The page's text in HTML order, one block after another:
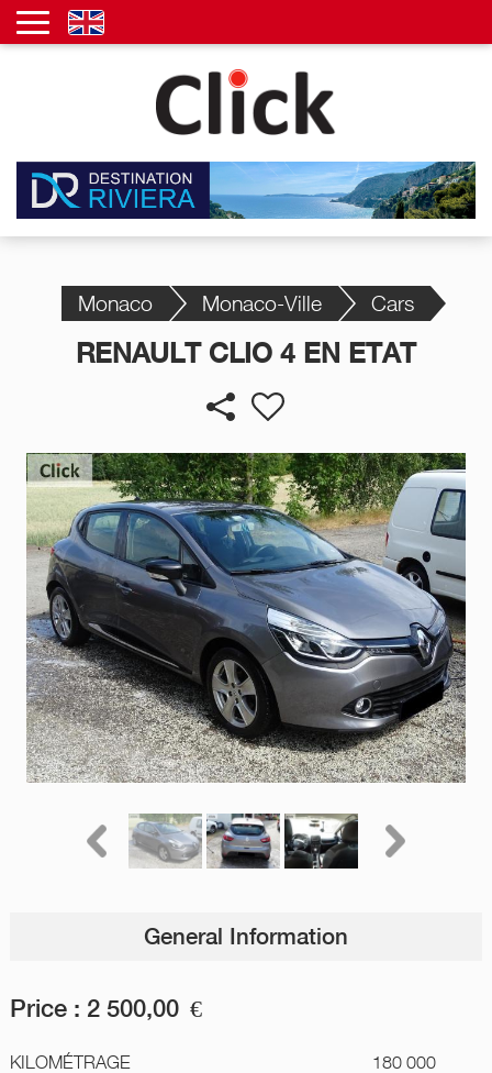
Monaco Monaco-Ville Cars
RENAULT CLIO 4 EN ETAT
General Information
Price : 2 500,00 €
KILOMÉTRAGE
180 000